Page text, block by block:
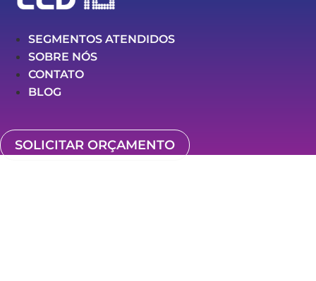
SEGMENTOS ATENDIDOS
SOBRE NÓS
CONTATO
BLOG
SOLICITAR ORÇAMENTO